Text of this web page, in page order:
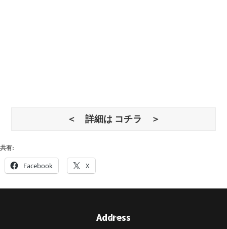
＜ 詳細は コチラ ＞
共有:
Facebook X
Back
Address